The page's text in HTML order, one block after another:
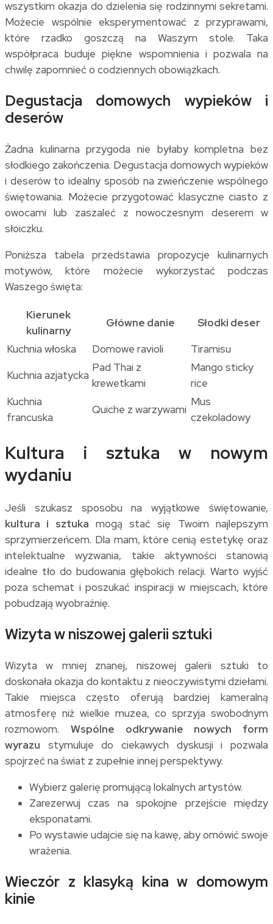
wszystkim okazja do dzielenia się rodzinnymi sekretami.
Możecie wspólnie eksperymentować z przyprawami,
które rzadko goszczą na Waszym stole. Taka
współpraca buduje piękne wspomnienia i pozwala na
chwilę zapomnieć o codziennych obowiązkach.
Degustacja domowych wypieków i
deserów
Żadna kulinarna przygoda nie byłaby kompletna bez
słodkiego zakończenia. Degustacja domowych wypieków
i deserów to idealny sposób na zwieńczenie wspólnego
świętowania. Możecie przygotować klasyczne ciasto z
owocami lub zaszaleć z nowoczesnym deserem w
słoiczku.
Poniższa tabela przedstawia propozycje kulinarnych
motywów, które możecie wykorzystać podczas
Waszego święta:
Kierunek
kulinarny
Główne danie
Słodki deser
Kuchnia włoska
Domowe ravioli
Tiramisu
Kuchnia azjatycka
Pad Thai z
krewetkami
Mango sticky
rice
Kuchnia
francuska
Quiche z warzywami
Mus
czekoladowy
Kultura i sztuka w nowym
wydaniu
Jeśli szukasz sposobu na wyjątkowe świętowanie,
kultura i sztuka mogą stać się Twoim najlepszym
sprzymierzeńcem. Dla mam, które cenią estetykę oraz
intelektualne wyzwania, takie aktywności stanowią
idealne tło do budowania głębokich relacji. Warto wyjść
poza schemat i poszukać inspiracji w miejscach, które
pobudzają wyobraźnię.
Wizyta w niszowej galerii sztuki
Wizyta w mniej znanej, niszowej galerii sztuki to
doskonała okazja do kontaktu z nieoczywistymi dziełami.
Takie miejsca często oferują bardziej kameralną
atmosferę niż wielkie muzea, co sprzyja swobodnym
rozmowom. Wspólne odkrywanie nowych form
wyrazu stymuluje do ciekawych dyskusji i pozwala
spojrzeć na świat z zupełnie innej perspektywy.
Wybierz galerię promującą lokalnych artystów.
Zarezerwuj czas na spokojne przejście między
eksponatami.
Po wystawie udajcie się na kawę, aby omówić swoje
wrażenia.
Wieczór z klasyką kina w domowym
kinie